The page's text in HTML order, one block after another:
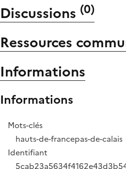
Discussions (0)
Ressources
Informations
Informations
Mots-clés
hauts-de-francepas-de-calais
Identifiant